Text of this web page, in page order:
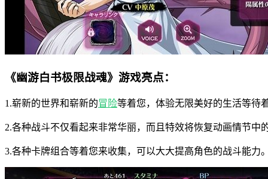
《幽游白书极限战魂》游戏亮点：
1.崭新的世界和崭新的冒险等着您，体验无限美好的生活等待
2.各种战斗不仅看起来非常华丽，而且特效将恢复动画情节中
3.各种卡牌组合等着您来收集，可以大大提高角色的战斗能力